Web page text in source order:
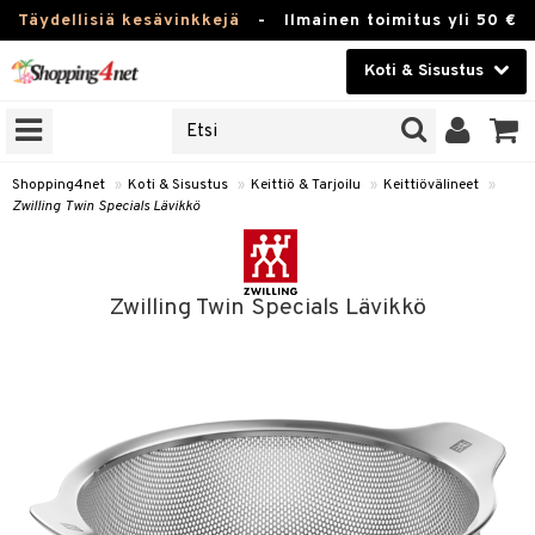
Täydellisiä kesävinkkejä - Ilmainen toimitus yli 50 €
Koti & Sisustus
Kauneudenhoito
Piilolinssit
Lelut, Lapsi & Vauva
Tuotemerkkejä
Kampanjat
Shopping4net » Koti & Sisustus » Keittiö & Tarjoilu » Keittiövälineet »
Zwilling Twin Specials Lävikkö
Zwilling Twin Specials Lävikkö
Tee & Espresso
Mukit